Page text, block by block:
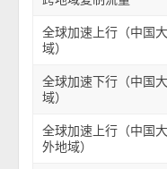
全球加速上行（中国
域）
全球加速下行（中国
域）
全球加速上行（中国
外地域）